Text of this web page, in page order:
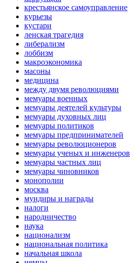
крестьянское самоуправление
курьезы
кустари
ленская трагедия
либерализм
лоббизм
макроэкономика
масоны
медицина
между двумя революциями
мемуары военных
мемуары деятелей культуры
мемуары духовных лиц
мемуары политиков
мемуары предпринимателей
мемуары революционеров
мемуары ученых и инженеров
мемуары частных лиц
мемуары чиновников
монополии
москва
мундиры и награды
налоги
народничество
наука
национализм
национальная политика
начальная школа